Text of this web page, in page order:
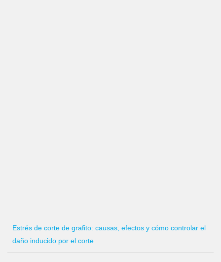
Estrés de corte de grafito: causas, efectos y cómo controlar el
daño inducido por el corte